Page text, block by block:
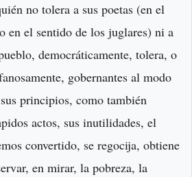
no tolera a sus poetas (en el
en el sentido de los juglares) ni a
democráticamente, tolera, o
gobernantes al modo
principios, como también
actos, sus inutilidades, el
convertido, se regocija, obtiene
en mirar, la pobreza, la